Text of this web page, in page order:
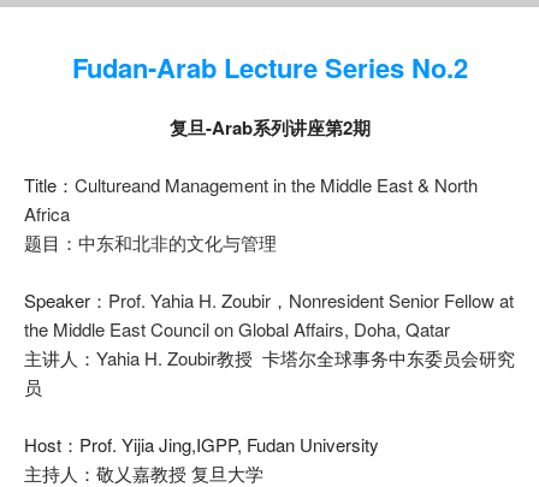
Fudan-Arab Lecture Series No.2
复旦-Arab系列讲座第2期
Title： Cultureand Management in the Middle East & North
Africa
题目： 中东和北非的文化与管理
Speaker： Prof. Yahia H. Zoubir ，Nonresident Senior Fellow at
the Middle East Council on Global Affairs, Doha, Qatar
主讲人： Yahia H. Zoubir教授 卡塔尔全球事务中东委员会研究
员
Host：Prof. Yijia Jing,IGPP, Fudan University
主持人：敬乂嘉教授 复旦大学